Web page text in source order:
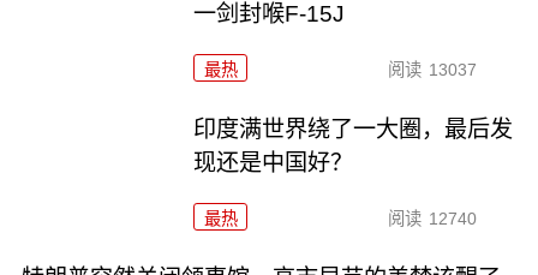
一剑封喉F-15J
最热 阅读 13037
印度满世界绕了一大圈，最后发
现还是中国好？
最热 阅读 12740